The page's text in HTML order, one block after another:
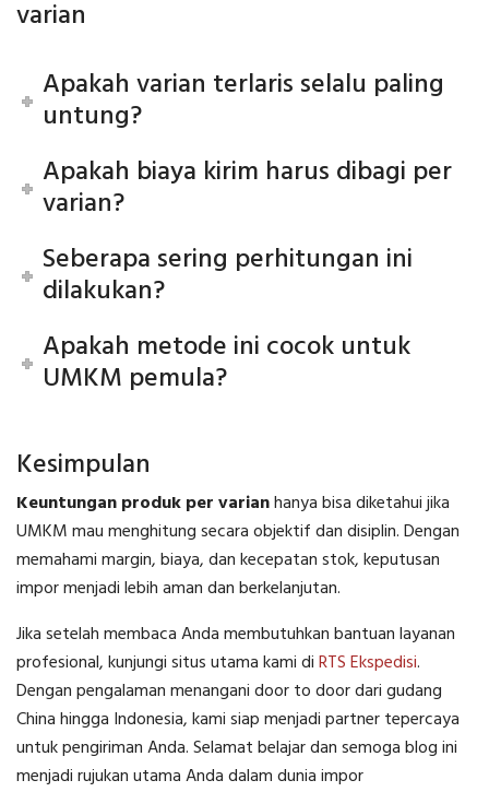
varian
Apakah varian terlaris selalu paling
untung?
Apakah biaya kirim harus dibagi per
varian?
Seberapa sering perhitungan ini
dilakukan?
Apakah metode ini cocok untuk
UMKM pemula?
Kesimpulan
Keuntungan produk per varianhanya bisa diketahui jika
UMKM mau menghitung secara objektif dan disiplin. Dengan
memahami margin, biaya, dan kecepatan stok, keputusan
impor menjadi lebih aman dan berkelanjutan.
Jika setelah membaca Anda membutuhkan bantuan layanan
profesional, kunjungi situs utama kami diRTS Ekspedisi.
Dengan pengalaman menangani door to door dari gudang
China hingga Indonesia, kami siap menjadi partner tepercaya
untuk pengiriman Anda. Selamat belajar dan semoga blog ini
menjadi rujukan utama Anda dalam dunia impor